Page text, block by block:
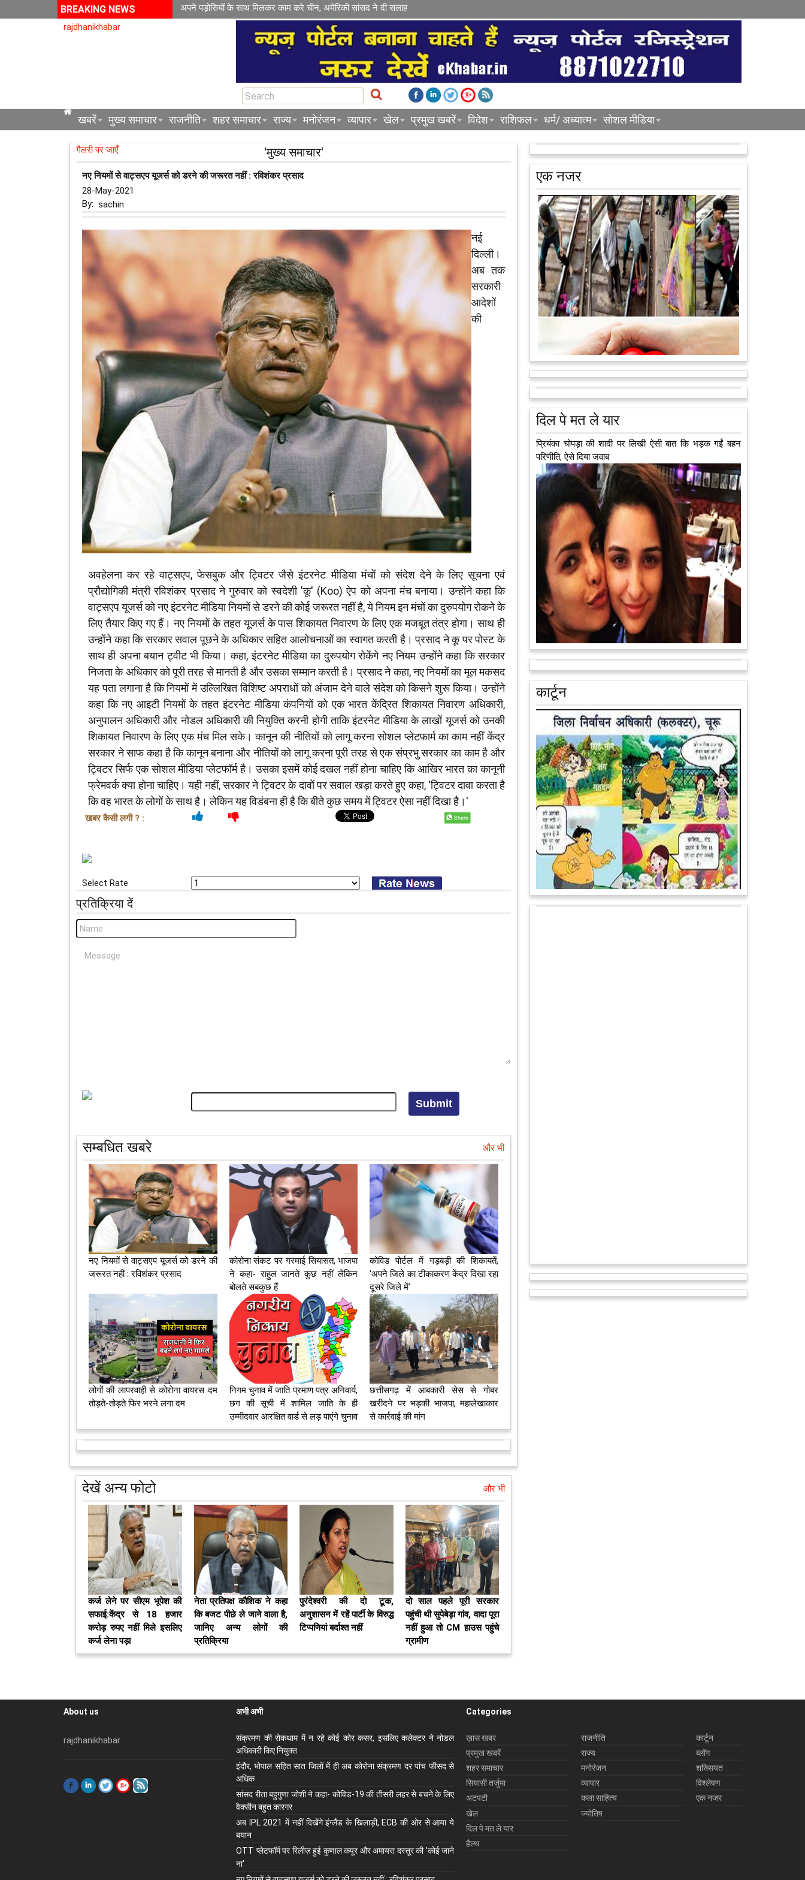
BREAKING NEWS
अपने पड़ोसियों के साथ मिलकर काम करे चीन, अमेरिकी सांसद ने दी सलाह
rajdhanikhabar
खबरें मुख्य समाचार राजनीति शहर समाचार राज्य मनोरंजन व्यापार खेल प्रमुख खबरें विदेश राशिफल धर्म/ अध्यात्म सोशल मीडिया
गैलरी पर जाएँ 'मुख्य समाचार'
नए नियमों से वाट्सएप यूजर्स को डरने की जरूरत नहीं : रविशंकर प्रसाद
28-May-2021
By: sachin
नई
दिल्ली।
अब तक
सरकारी
आदेशों
की
अवहेलना कर रहे वाट्सएप, फेसबुक और ट्विटर जैसे इंटरनेट मीडिया मंचों को संदेश देने के लिए सूचना एवं
प्रौद्योगिकी मंत्री रविशंकर प्रसाद ने गुरुवार को स्वदेशी 'कू' (Koo) ऐप को अपना मंच बनाया। उन्होंने कहा कि
वाट्सएप यूजर्स को नए इंटरनेट मीडिया नियमों से डरने की कोई जरूरत नहीं है, ये नियम इन मंचों का दुरुपयोग रोकने के
लिए तैयार किए गए हैं। नए नियमों के तहत यूजर्स के पास शिकायत निवारण के लिए एक मजबूत तंत्र होगा। साथ ही
उन्होंने कहा कि सरकार सवाल पूछने के अधिकार सहित आलोचनाओं का स्वागत करती है। प्रसाद ने कू पर पोस्ट के
साथ ही अपना बयान ट्वीट भी किया। कहा, इंटरनेट मीडिया का दुरुपयोग रोकेंगे नए नियम उन्होंने कहा कि सरकार
निजता के अधिकार को पूरी तरह से मानती है और उसका सम्मान करती है। प्रसाद ने कहा, नए नियमों का मूल मकसद
यह पता लगाना है कि नियमों में उल्लिखित विशिष्ट अपराधों को अंजाम देने वाले संदेश को किसने शुरू किया। उन्होंने
कहा कि नए आइटी नियमों के तहत इंटरनेट मीडिया कंपनियों को एक भारत केंद्रित शिकायत निवारण अधिकारी,
अनुपालन अधिकारी और नोडल अधिकारी की नियुक्ति करनी होगी ताकि इंटरनेट मीडिया के लाखों यूजर्स को उनकी
शिकायत निवारण के लिए एक मंच मिल सके। कानून की नीतियों को लागू करना सोशल प्लेटफार्म का काम नहीं केंद्र
सरकार ने साफ कहा है कि कानून बनाना और नीतियों को लागू करना पूरी तरह से एक संप्रभु सरकार का काम है और
ट्विटर सिर्फ एक सोशल मीडिया प्लेटफॉर्म है। उसका इसमें कोई दखल नहीं होना चाहिए कि आखिर भारत का कानूनी
फ्रेमवर्क क्या होना चाहिए। यही नहीं, सरकार ने ट्विटर के दावों पर सवाल खड़ा करते हुए कहा, 'ट्विटर दावा करता है
कि वह भारत के लोगों के साथ है। लेकिन यह विडंबना ही है कि बीते कुछ समय में ट्विटर ऐसा नहीं दिखा है।'
खबर कैसी लगी ? :
Select Rate
प्रतिक्रिया दें
सम्बधित खबरे और भी
नए नियमों से वाट्सएप यूजर्स को डरने की
जरूरत नहीं : रविशंकर प्रसाद
कोरोना संकट पर गरमाई सियासत, भाजपा
ने कहा- राहुल जानते कुछ नहीं लेकिन
बोलते सबकुछ हैं
कोविड पोर्टल में गड़बड़ी की शिकायतें,
'अपने जिले का टीकाकरण केंद्र दिखा रहा
दूसरे जिले में'
लोगों की लापरवाही से कोरोना वायरस दम
तोड़ते-तोड़ते फिर भरने लगा दम
निगम चुनाव में जाति प्रमाण पत्र अनिवार्य,
छग की सूची में शामिल जाति के ही
उम्मीदवार आरक्षित वार्ड से लड़ पाएंगे चुनाव
छत्तीसगढ़ में आबकारी सेस से गोबर
खरीदने पर भड़की भाजपा, महालेखाकार
से कार्रवाई की मांग
देखें अन्य फोटो और भी
कर्ज लेने पर सीएम भूपेश की
सफाई:केंद्र से 18 हजार
करोड़ रुपए नहीं मिले इसलिए
कर्ज लेना पड़ा
नेता प्रतिपक्ष कौशिक ने कहा
कि बजट पीछे ले जाने वाला है,
जानिए अन्य लोगों की
प्रतिक्रिया
पुरंदेश्वरी की दो टूक,
अनुशासन में रहें पार्टी के विरुद्ध
टिप्पणियां बर्दाश्त नहीं
दो साल पहले पूरी सरकार
पहुंची थी सुपेबेड़ा गांव, वादा पूरा
नहीं हुआ तो CM हाउस पहुंचे
ग्रामीण
एक नजर
मरते-मरते भी तीन लोगों को नई जिंदगी दे गई 13 वर्षीय लड़की
कुछ लोग मौत जैसी खौफनाक हकीकत को भी खूबसूरत मोड़ दे
जाते हैं। वह मरने के बाद भी इस धरती पर अपने आप को जीवित
छोड़ ज़ाते हैं। दुनिया को अलविदा कह चुकी 13... आगे पढ़ें
अब एक आइडिया बदलेगा हिमाचल के युवाओं की किस्मत, जानिए
हमीरपुर में अब एक आइडिया युवाओं की किस्मत बदलने जा रहा है।
भारत सरकार के स्टार्टअप मिशन के तहत सबंधित टीम मोबाइल
वैन के जरिए पूरे देश के कोने-कोने मे... आगे पढ़ें
आरक्षण के विरोध में राजा भैया बोले, प्रमोशन का आधार गुणवत्ता
और वरिष्ठता हो, जाति नहीं
प्रतापगढ़ के कुंडा से बाहुबली विधायक रघुराज प्रताप सिंह उर्फ
राजा भैया ने शुक्रवार को लखनऊ में प्रेस कांफ्रेंस कर नई
राजनीतिक पार्टी बनाने की आधिकारिक... आगे पढ़ें
पेट पकड़ कर हंसने पर मजबूर हो जायेंगे आप जानवरों की ये अदाएं
देखकर
कल्पना कीजिये उस दृश्य की, जिसमें कोई गिलहरी किसी मेंढक के
साथ लिप-लॉक कर रही हो। गिलहरी झूला झूल रही हो। आगे पढ़ें
दिल पे मत ले यार
प्रियंका चोपड़ा की शादी पर लिखी ऐसी बात कि भड़क गईं बहन
परिणीति, ऐसे दिया जवाब
कार्टून
About us
rajdhanikhabar
अभी अभी
संक्रमण की रोकथाम में न रहे कोई कोर कसर, इसलिए कलेक्‍टर ने नोडल
अधिकारी किए नियुक्‍त
इंदौर, भोपाल सहित सात जिलों में ही अब कोरोना संक्रमण दर पांच फीसद से
अधिक
सांसद रीता बहुगुणा जोशी ने कहा- कोविड-19 की तीसरी लहर से बचने के लिए
वैक्सीन बहुत कारगर
अब IPL 2021 में नहीं दिखेंगे इंग्लैंड के खिलाड़ी, ECB की ओर से आया ये
बयान
OTT प्लेटफॉर्म पर रिलीज़ हुई कुणाल कपूर और अमायरा दस्तूर की 'कोई जाने
ना'
Categories
ख़ास खबर
प्रमुख खबरें
शहर समाचार
सियासी तर्जुमा
अटपटी
खेल
दिल पे मत ले यार
हैल्थ
राजनीति
राज्य
मनोरंजन
व्यापार
कला साहित्य
ज्योतिष
कार्टून
ब्लॉग
शख्सियत
विश्लेषण
एक नजर